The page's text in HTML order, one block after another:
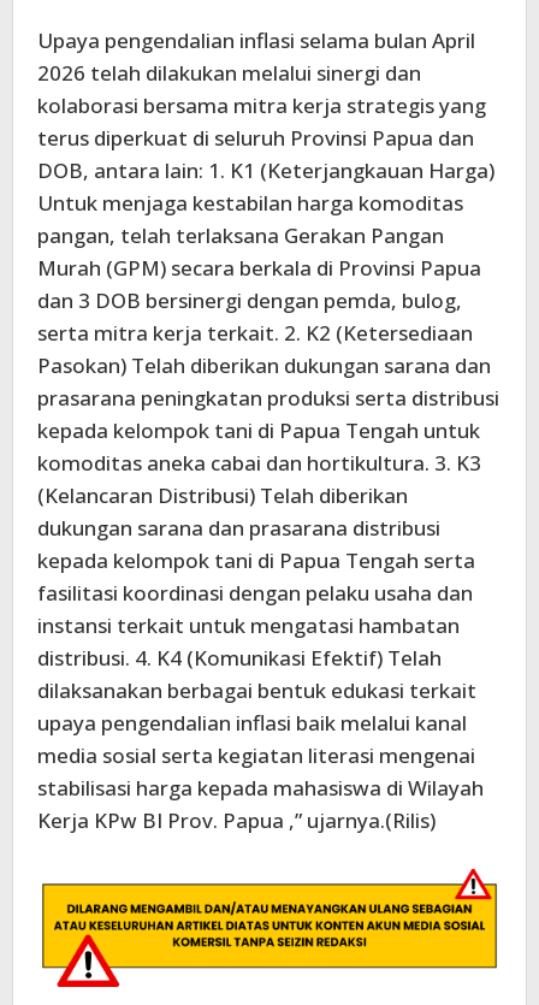
Upaya pengendalian inflasi selama bulan April
2026 telah dilakukan melalui sinergi dan
kolaborasi bersama mitra kerja strategis yang
terus diperkuat di seluruh Provinsi Papua dan
DOB, antara lain: 1. K1 (Keterjangkauan Harga)
Untuk menjaga kestabilan harga komoditas
pangan, telah terlaksana Gerakan Pangan
Murah (GPM) secara berkala di Provinsi Papua
dan 3 DOB bersinergi dengan pemda, bulog,
serta mitra kerja terkait. 2. K2 (Ketersediaan
Pasokan) Telah diberikan dukungan sarana dan
prasarana peningkatan produksi serta distribusi
kepada kelompok tani di Papua Tengah untuk
komoditas aneka cabai dan hortikultura. 3. K3
(Kelancaran Distribusi) Telah diberikan
dukungan sarana dan prasarana distribusi
kepada kelompok tani di Papua Tengah serta
fasilitasi koordinasi dengan pelaku usaha dan
instansi terkait untuk mengatasi hambatan
distribusi. 4. K4 (Komunikasi Efektif) Telah
dilaksanakan berbagai bentuk edukasi terkait
upaya pengendalian inflasi baik melalui kanal
media sosial serta kegiatan literasi mengenai
stabilisasi harga kepada mahasiswa di Wilayah
Kerja KPw BI Prov. Papua ,” ujarnya.(Rilis)